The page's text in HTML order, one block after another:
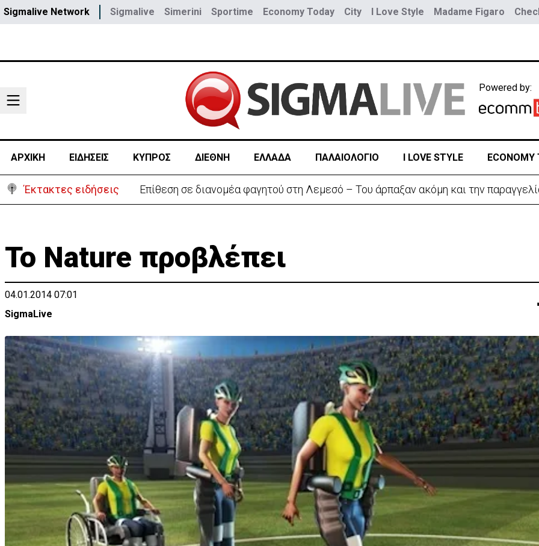
Sigmalive Network Sigmalive Simerini Sportime Economy Today City I Love Style Madame Figaro
Powered by:
ΑΡΧΙΚΗ ΕΙΔΗΣΕΙΣ ΚΥΠΡΟΣ ΔΙΕΘΝΗ ΕΛΛΑΔΑ ΠΑΛΑΙΟΛΟΓΙΟ I LOVE STYLE ECONOMY
Έκτακτες ειδήσεις Ιταλία-Ισπανία: Στα άκρα η διπλωματική κόντρα για το Σένγκεν
Το Νature προβλέπει
04.01.2014 07:01
SigmaLive